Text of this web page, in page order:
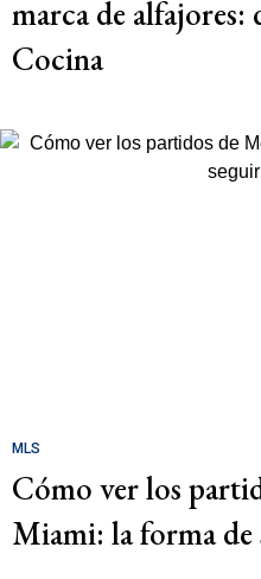
marca de
Cocina
MLS
Cómo ver los
Miami: la forma